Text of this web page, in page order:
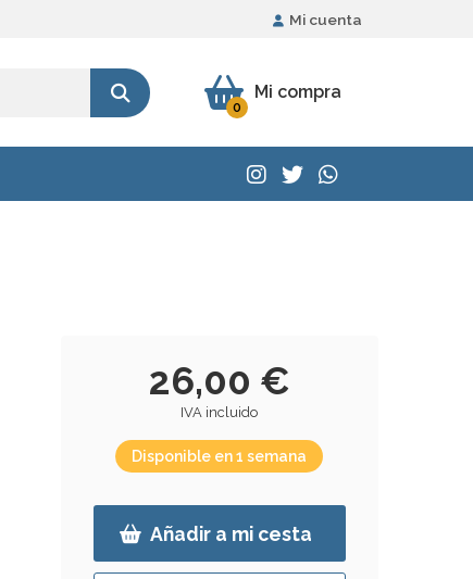
Mi cuenta
Mi compra
0
26,00 €
IVA incluido
Disponible en 1 semana
Añadir a mi cesta